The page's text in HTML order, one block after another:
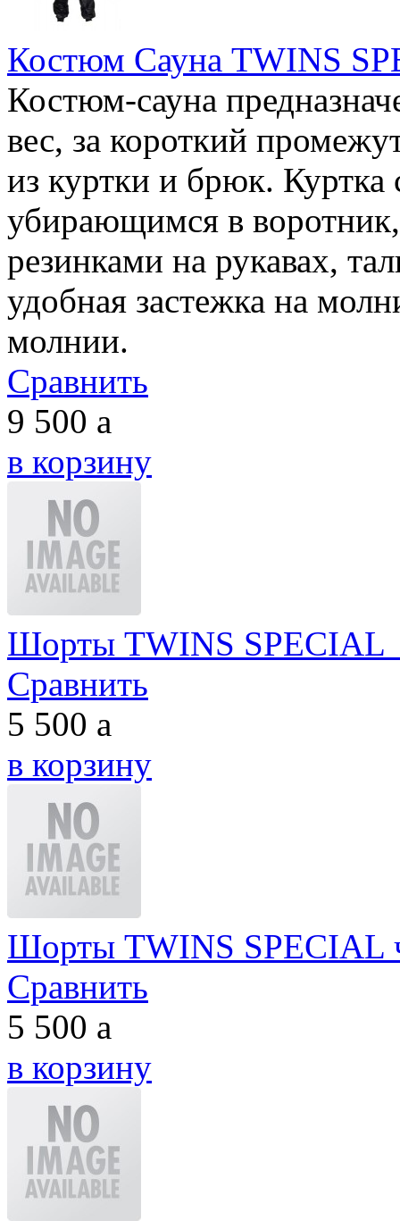
Костюм Сауна TWINS
Костюм-сауна
вес, за короткий
из куртки и брюк.
убирающимся в
резинками на рукавах,
удобная застежка на
молнии.
Сравнить
9 500 a
в корзину
Шорты TWINS SPECIAL
Сравнить
5 500 a
в корзину
Шорты TWINS SPECIAL
Сравнить
5 500 a
в корзину